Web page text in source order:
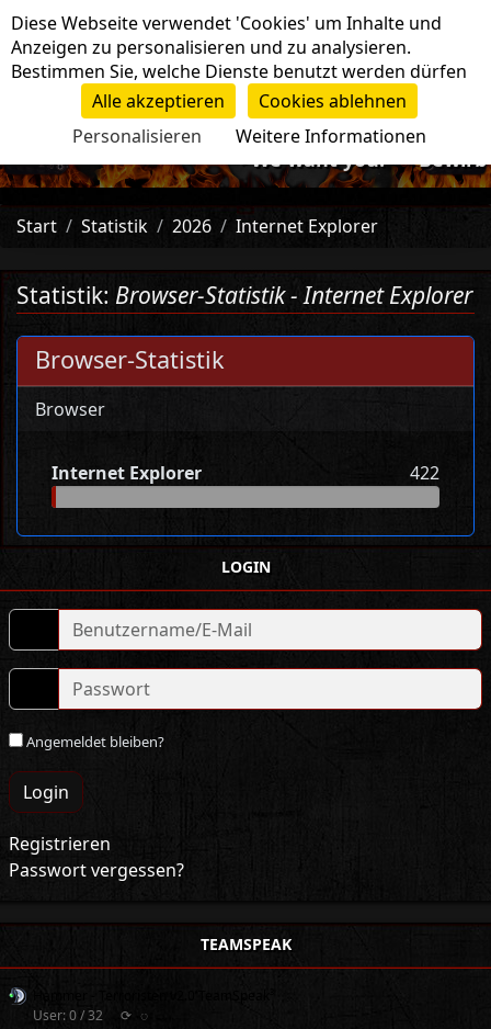
Navigation
-=>We want you!<=- Bewirb
Start Statistik 2026 Internet Explorer
Statistik: Browser-Statistik - Internet Explorer
Browser-Statistik
Browser
Internet Explorer 422
LOGIN
Angemeldet bleiben?
Login
Registrieren
Passwort vergessen?
TEAMSPEAK
User: 0 / 32
⟳ ◌
Cookie-Einstellungen
Diese Webseite verwendet 'Cookies' um Inhalte und
Anzeigen zu personalisieren und zu analysieren.
Bestimmen Sie, welche Dienste benutzt werden dürfen
Alle akzeptieren
Cookies ablehnen
Personalisieren
Weitere Informationen